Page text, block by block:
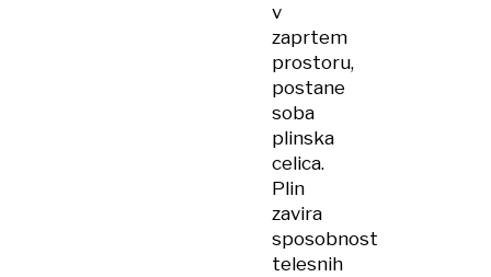
v
zaprtem
prostoru,
postane
soba
plinska
celica.
Plin
zavira
sposobnost
telesnih